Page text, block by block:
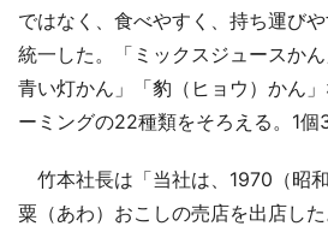
ではなく、食べやすく、持ち運び
統一した。「ミックスジュースか
青い灯かん」「豹（ヒョウ）かん
ーミングの22種類をそろえる。1個
竹本社長は「当社は、1970（昭
粟（あわ）おこしの売店を出店し